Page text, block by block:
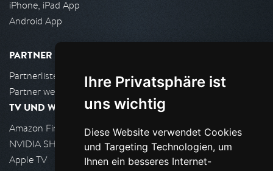
Ihre Privatsphäre ist
uns wichtig
Diese Website verwendet Cookies
und Targeting Technologien, um
Ihnen ein besseres Internet-
iPhone, iPad App
Android App
PARTNER
Partnerliste
Partner werden
TV UND WOHNZIMMER
Amazon FireTV
NVIDIA SHIELD, Google TV
Apple TV